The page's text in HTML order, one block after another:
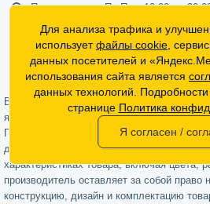
Прием звонков Пн-Пт с 10:00 до
ПВЗ Пн-Пт с 10:00 до 20:00
г. Москва, ул. Барклая 13с1
подъезд 1, цокольный этаж, офис 1
Официальный интернет-магазин
Вся информация на сайте носит
является публичной офертой
Гражданского кодекса РФ) и не может в
достоверную информацию о свойствах,
характеристиках товара, включая
производитель оставляет за собой право
конструкцию, дизайн и комплектацию
Для анализа трафика и
используетфайлы cookie ,
данных посетителей и
использования сайта является
данных технологий.
странице Политика
Я согласен /